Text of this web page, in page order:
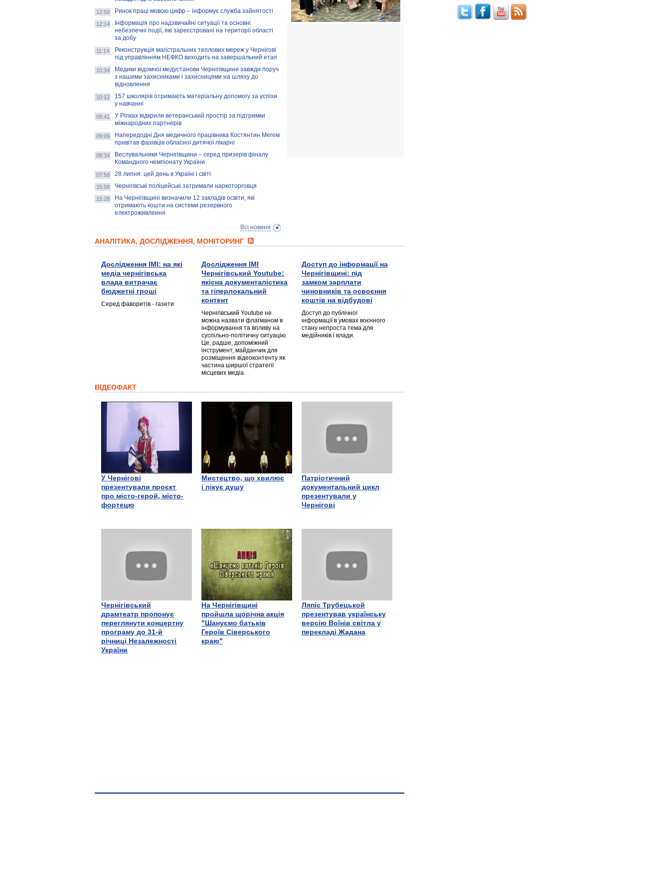
12:50 Ринок праці мовою цифр – інформує служба зайнятості
12:14
Інформація про надзвичайні ситуації та основні
небезпечні події, які зареєстровані на території області
за добу
11:14
Реконструкція магістральних теплових мереж у Чернігові
під управлінням НЕФКО виходить на завершальний етап
10:34
Медики відомчої медустанови Чернігівщини завжди поруч
з нашими захисниками і захисницями на шляху до
відновлення
10:12
157 школярів отримають матеріальну допомогу за успіхи
у навчанні
09:41
У Ріпках відкрили ветеранський простір за підтримки
міжнародних партнерів
09:09
Напередодні Дня медичного працівника Костянтин Мегем
привітав фахівців обласної дитячої лікарні
08:34
Веслувальники Чернігівщини – серед призерів фіналу
Командного чемпіонату України
07:58 28 липня: цей день в Україні і світі
15:58 Чернігівські поліцейські затримали наркоторговця
15:28
На Чернігівщині визначили 12 закладів освіти, які
отримають кошти на системи резервного
електроживлення
Всі новини
АНАЛІТИКА, ДОСЛІДЖЕННЯ, МОНІТОРИНГ
Дослідження ІМІ: на які
медіа чернігівська
влада витрачає
бюджетні гроші
Серед фаворитів - газети
Дослідження ІМІ
Чернігівський Youtube:
якісна документалістика
та гіперлокальний
контент
Чернігівський Youtube не
можна назвати флагманом в
інформування та впливу на
суспільно-політичну ситуацію.
Це, радше, допоміжний
інструмент, майданчик для
розміщення відеоконтенту як
частина ширшої стратегії
місцевих медіа.
Доступ до інформації на
Чернігівщині: під
замком зарплати
чиновників та освоєння
коштів на відбудові
Доступ до публічної
інформації в умовах воєнного
стану непроста тема для
медійників і влади.
ВІДЕОФАКТ
У Чернігові
презентували проєкт
про місто-герой, місто-
фортецю
Мистецтво, що хвилює
і лікує душу
Патріотичний
документальний цикл
презентували у
Чернігові
Чернігівський
драмтеатр пропонує
переглянути концертну
програму до 31-й
річниці Незалежності
України
На Чернігівщині
пройшла щорічна акція
"Шануємо батьків
Героїв Сіверського
краю"
Ляпіс Трубецькой
презентував українську
версію Воїнів світла у
перекладі Жадана